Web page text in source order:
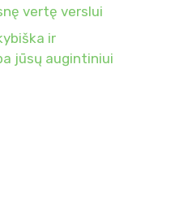
vertę verslui
ir
jūsų augintiniui